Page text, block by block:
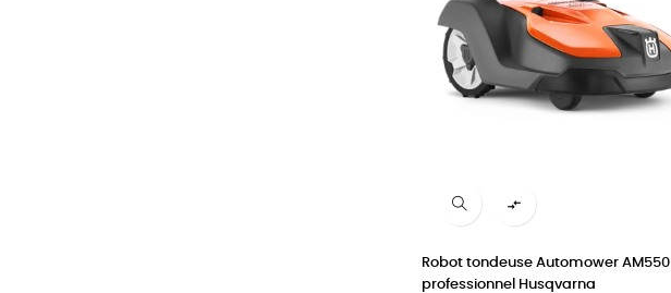

Robot tondeuse Automower AM550
professionnel Husqvarna